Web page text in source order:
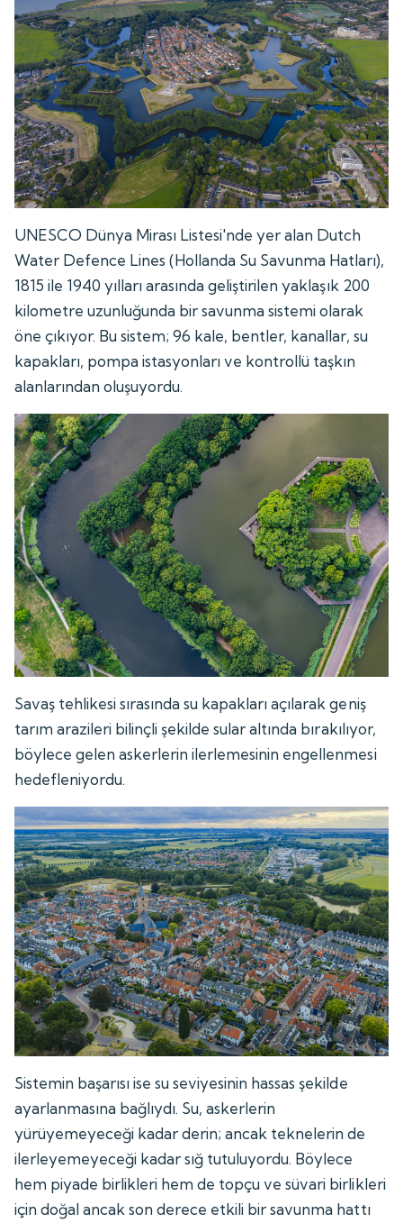
UNESCO Dünya Mirası Listesi'nde yer alan Dutch
Water Defence Lines (Hollanda Su Savunma Hatları),
1815 ile 1940 yılları arasında geliştirilen yaklaşık 200
kilometre uzunluğunda bir savunma sistemi olarak
öne çıkıyor. Bu sistem; 96 kale, bentler, kanallar, su
kapakları, pompa istasyonları ve kontrollü taşkın
alanlarından oluşuyordu.
Savaş tehlikesi sırasında su kapakları açılarak geniş
tarım arazileri bilinçli şekilde sular altında bırakılıyor,
böylece gelen askerlerin ilerlemesinin engellenmesi
hedefleniyordu.
Sistemin başarısı ise su seviyesinin hassas şekilde
ayarlanmasına bağlıydı. Su, askerlerin
yürüyemeyeceği kadar derin; ancak teknelerin de
ilerleyemeyeceği kadar sığ tutuluyordu. Böylece
hem piyade birlikleri hem de topçu ve süvari birlikleri
için doğal ancak son derece etkili bir savunma hattı